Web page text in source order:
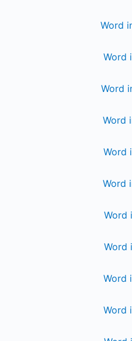
Word
Word
Word
Word
Word
Word
Word
Word
Word
Word